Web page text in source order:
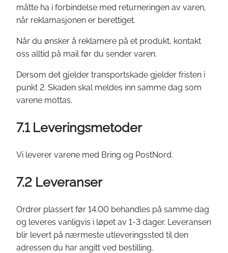
måtte ha i forbindelse med returneringen av varen,
når reklamasjonen er berettiget.
Når du ønsker å reklamere på et produkt, kontakt
oss alltid på mail før du sender varen.
Dersom det gjelder transportskade gjelder fristen i
punkt 2. Skaden skal meldes inn samme dag som
varene mottas.
7.1 Leveringsmetoder
Vi leverer varene med Bring og PostNord.
7.2 Leveranser
Ordrer plassert før 14.00 behandles på samme dag
og leveres vanligvis i løpet av 1-3 dager. Leveransen
blir levert på nærmeste utleveringssted til den
adressen du har angitt ved bestilling.